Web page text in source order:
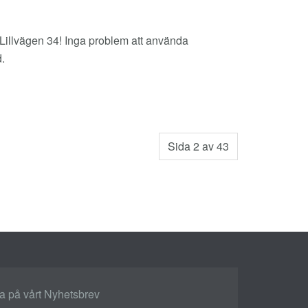
34! Inga problem att använda
Sida 2 av 43
på vårt Nyhetsbrev